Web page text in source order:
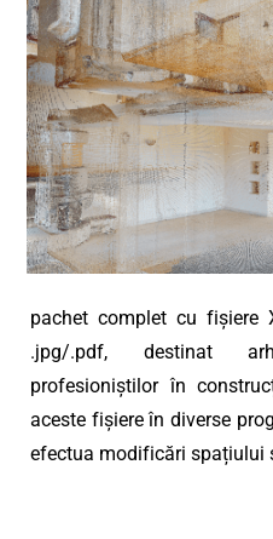
pachet complet cu fișiere
.jpg/.pdf, destinat
profesioniștilor în
aceste fișiere în diverse
efectua modificări spațiului